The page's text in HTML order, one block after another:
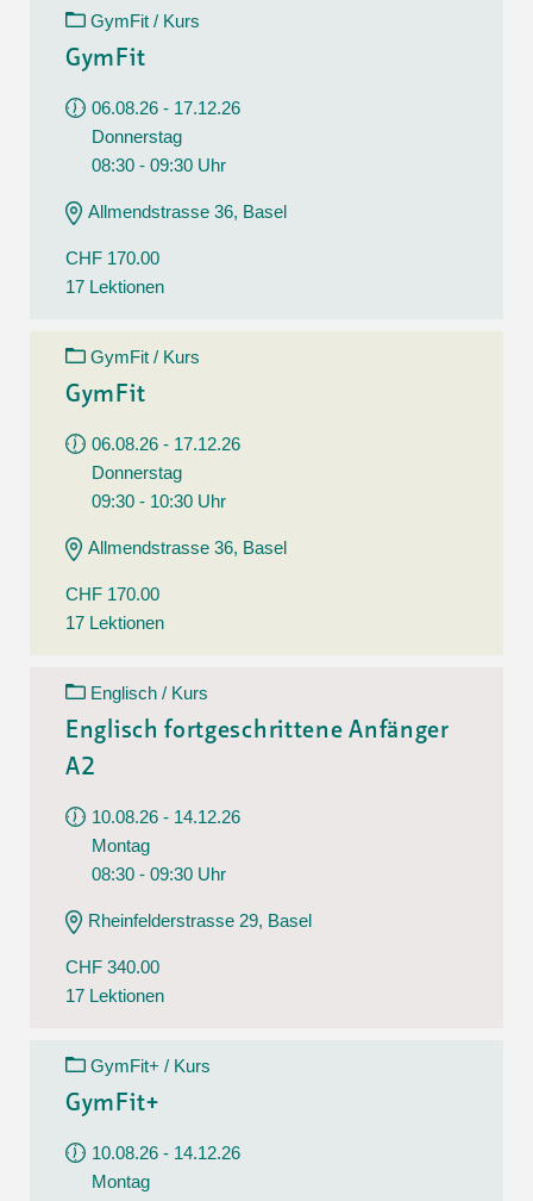
GymFit / Kurs
GymFit
06.08.26 - 17.12.26
Donnerstag
08:30 - 09:30 Uhr
Allmendstrasse 36, Basel
CHF 170.00
17 Lektionen
GymFit / Kurs
GymFit
06.08.26 - 17.12.26
Donnerstag
09:30 - 10:30 Uhr
Allmendstrasse 36, Basel
CHF 170.00
17 Lektionen
Englisch / Kurs
Englisch fortgeschrittene Anfänger
A2
10.08.26 - 14.12.26
Montag
08:30 - 09:30 Uhr
Rheinfelderstrasse 29, Basel
CHF 340.00
17 Lektionen
GymFit+ / Kurs
GymFit+
10.08.26 - 14.12.26
Montag